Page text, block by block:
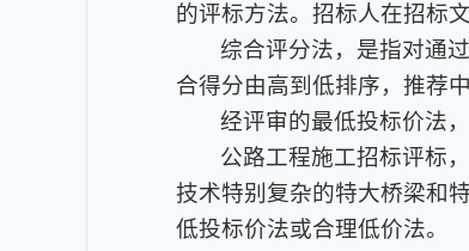
的评标方法。招标人在招标
综合评分法，是指对通
合得分由高到低排序，推荐
经评审的最低投标价法
公路工程施工招标评标
技术特别复杂的特大桥梁和
低投标价法或合理低价法。